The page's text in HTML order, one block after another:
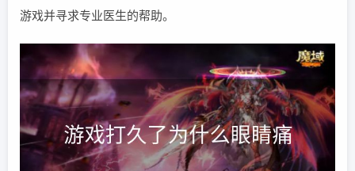
游戏并寻求专业医生的帮助。